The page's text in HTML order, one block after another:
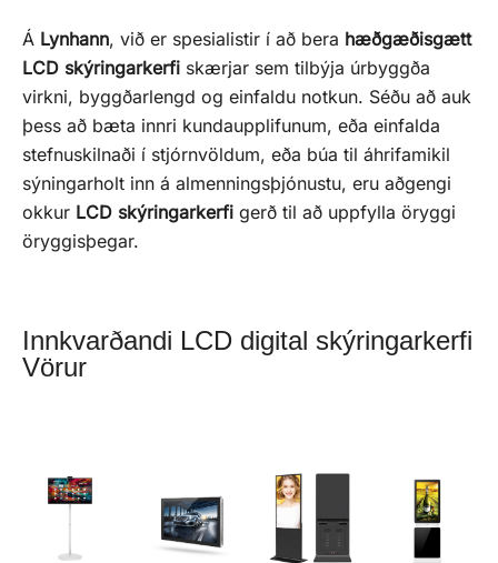
Á Lynhann, við er spesialistir í að bera hæðgæðisgætt
LCD skýringarkerfi skærjar sem tilbýja úrbyggða
virkni, byggðarlengd og einfaldu notkun. Séðu að auk
þess að bæta innri kundaupplifunum, eða einfalda
stefnuskilnaði í stjórnvöldum, eða búa til áhrifamikil
sýningarholt inn á almenningsþjónustu, eru aðgengi
okkur LCD skýringarkerfi gerð til að uppfylla öryggi
öryggisþegar.
Innkvarðandi LCD digital skýringarkerfi
Vörur